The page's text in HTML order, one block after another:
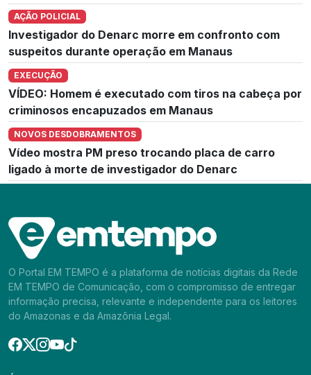
AÇÃO POLICIAL
Investigador do Denarc morre em confronto com
suspeitos durante operação em Manaus
EXECUÇÃO
VÍDEO: Homem é executado com tiros na cabeça por
criminosos encapuzados em Manaus
NOVOS DESDOBRAMENTOS
Vídeo mostra PM preso trocando placa de carro
ligado à morte de investigador do Denarc
O Portal EM TEMPO é a plataforma de notícias digitais da Rede
EM TEMPO de Comunicação, com o compromisso de entregar
informação precisa, relevante e independente para os leitores
do Amazonas e da Amazônia Legal.